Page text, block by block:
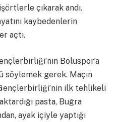
çıkarak andı.
kaybedenlerin
açtı.
Boluspor’a
söylemek gerek. Maçın
Gençlerbirliği’nin ilk tehlikeli
pasta, Buğra
ayak içiyle yaptığı